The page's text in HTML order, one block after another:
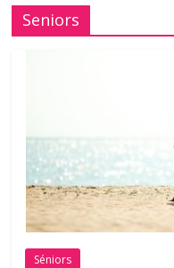
Seniors
Séniors